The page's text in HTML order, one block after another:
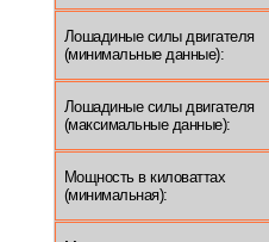
Лошадиные силы двигателя
(минимальные данные):
Лошадиные силы двигателя
(максимальные данные):
Мощность в киловаттах
(минимальная):